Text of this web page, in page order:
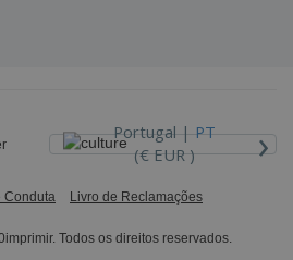
Portugal |PT
(€ EUR )
›
Conduta Livro de Reclamações
Todos os direitos reservados.